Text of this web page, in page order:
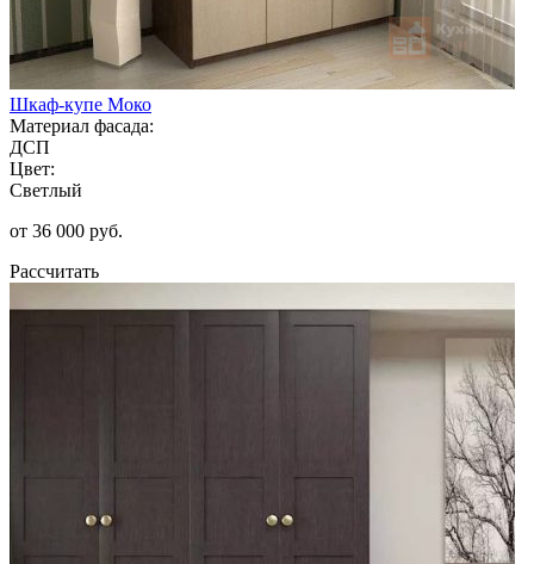
Шкаф-купе Моко
Материал фасада:
ДСП
Цвет:
Светлый
от 36 000 руб.
Рассчитать